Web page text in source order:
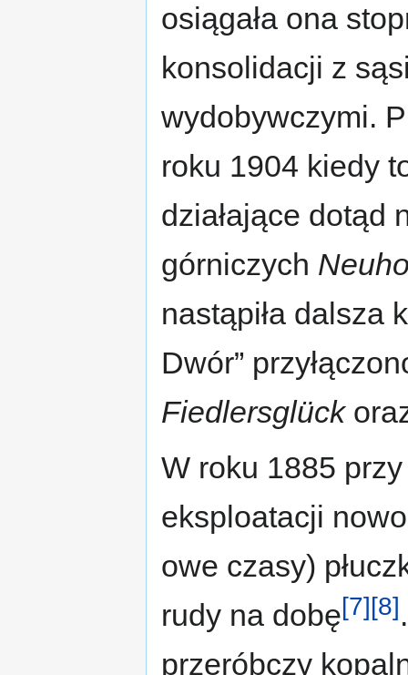
osiągała ona
konsolidacji z
wydobywczymi.
roku 1904 kiedy
działające dotąd
górniczych
nastąpiła dalsza
Dwór”
Fiedlersglück
W roku 1885
eksploatacji
owe czasy)
rudy na dobę[7][8]
przeróbczy